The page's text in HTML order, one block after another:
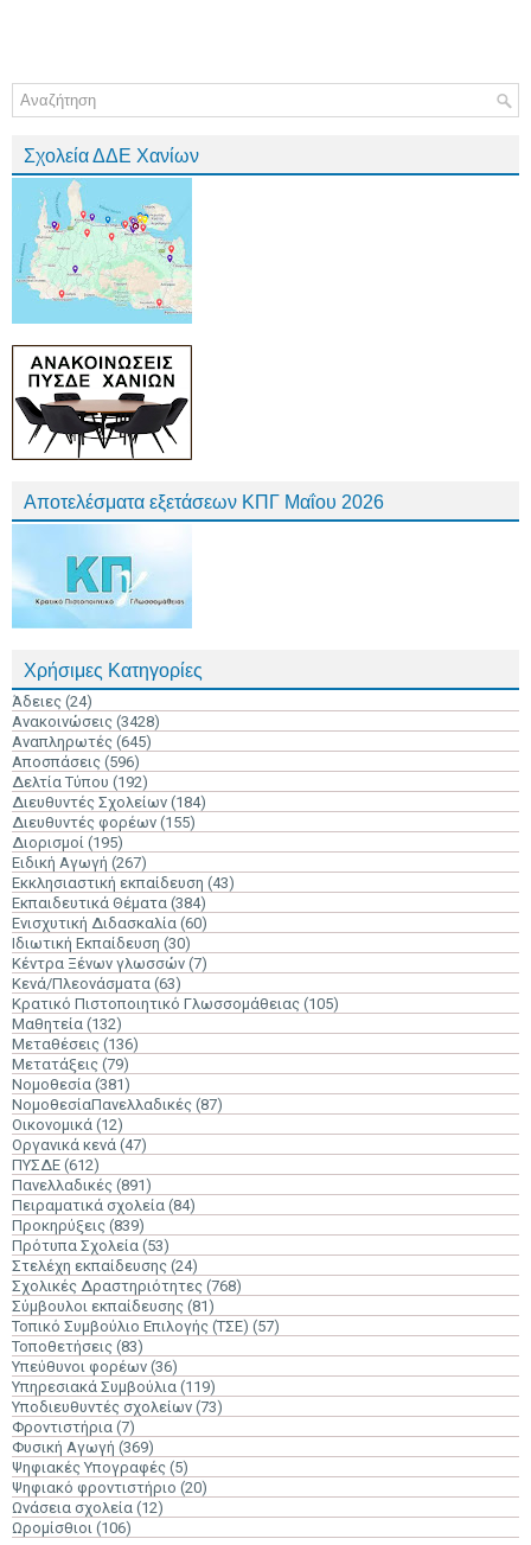
Σχολεία ΔΔΕ Χανίων
Αποτελέσματα εξετάσεων ΚΠΓ Μαΐου 2026
Χρήσιμες Κατηγορίες
Άδειες (24)
Ανακοινώσεις (3428)
Αναπληρωτές (645)
Αποσπάσεις (596)
Δελτία Τύπου (192)
Διευθυντές Σχολείων (184)
Διευθυντές φορέων (155)
Διορισμοί (195)
Ειδική Αγωγή (267)
Εκκλησιαστική εκπαίδευση (43)
Εκπαιδευτικά Θέματα (384)
Ενισχυτική Διδασκαλία (60)
Ιδιωτική Εκπαίδευση (30)
Κέντρα Ξένων γλωσσών (7)
Κενά/Πλεονάσματα (63)
Κρατικό Πιστοποιητικό Γλωσσομάθειας (105)
Μαθητεία (132)
Μεταθέσεις (136)
Μετατάξεις (79)
Νομοθεσία (381)
ΝομοθεσίαΠανελλαδικές (87)
Οικονομικά (12)
Οργανικά κενά (47)
ΠΥΣΔΕ (612)
Πανελλαδικές (891)
Πειραματικά σχολεία (84)
Προκηρύξεις (839)
Πρότυπα Σχολεία (53)
Στελέχη εκπαίδευσης (24)
Σχολικές Δραστηριότητες (768)
Σύμβουλοι εκπαίδευσης (81)
Τοπικό Συμβούλιο Επιλογής (ΤΣΕ) (57)
Τοποθετήσεις (83)
Υπεύθυνοι φορέων (36)
Υπηρεσιακά Συμβούλια (119)
Υποδιευθυντές σχολείων (73)
Φροντιστήρια (7)
Φυσική Αγωγή (369)
Ψηφιακές Υπογραφές (5)
Ψηφιακό φροντιστήριο (20)
Ωνάσεια σχολεία (12)
Ωρομίσθιοι (106)